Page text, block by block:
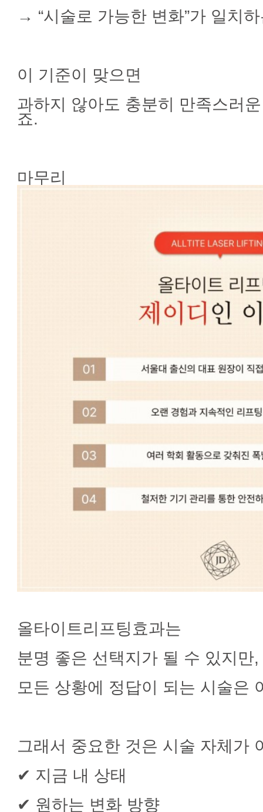
→ “시술로 가능한 변화”가 일치
이 기준이 맞으면
과하지 않아도 충분히 만족스러
죠.
마무리
올타이트리프팅효과는
분명 좋은 선택지가 될 수 있지만,
모든 상황에 정답이 되는 시술은
그래서 중요한 것은 시술 자체가
✔ 지금 내 상태
✔ 원하는 변화 방향